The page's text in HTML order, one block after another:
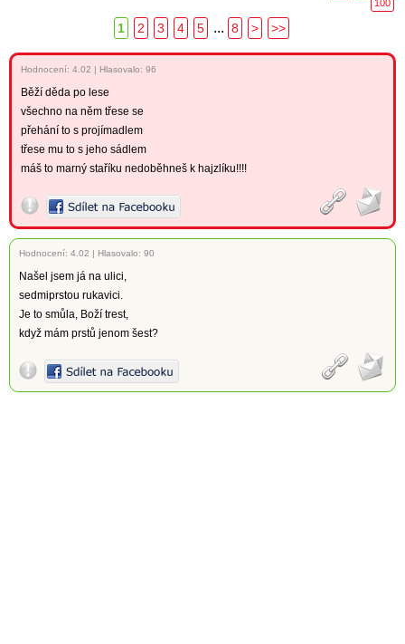
100
1 2 3 4 5 ... 8 > >>
Hodnocení: 4.02 | Hlasovalo: 96
Běží děda po lese
všechno na něm třese se
přehání to s projímadlem
třese mu to s jeho sádlem
máš to marný staříku nedoběhneš k hajzlíku!!!!
Hodnocení: 4.02 | Hlasovalo: 90
Našel jsem já na ulici,
sedmiprstou rukavici.
Je to smůla, Boží trest,
když mám prstů jenom šest?